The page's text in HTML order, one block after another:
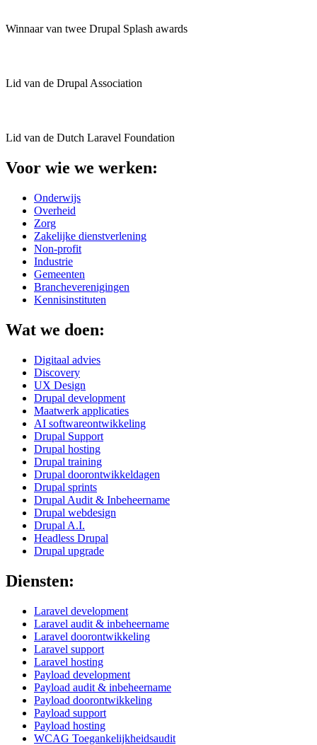
Winnaar van twee Drupal Splash awards
Lid van de Drupal Association
Lid van de Dutch Laravel Foundation
Voor wie we werken:
Onderwijs
Overheid
Zorg
Zakelijke dienstverlening
Non-profit
Industrie
Gemeenten
Brancheverenigingen
Kennisinstituten
Wat we doen:
Digitaal advies
Discovery
UX Design
Drupal development
Maatwerk applicaties
AI softwareontwikkeling
Drupal Support
Drupal hosting
Drupal training
Drupal doorontwikkeldagen
Drupal sprints
Drupal Audit & Inbeheername
Drupal webdesign
Drupal A.I.
Headless Drupal
Drupal upgrade
Diensten:
Laravel development
Laravel audit & inbeheername
Laravel doorontwikkeling
Laravel support
Laravel hosting
Payload development
Payload audit & inbeheername
Payload doorontwikkeling
Payload support
Payload hosting
WCAG Toegankelijkheidsaudit